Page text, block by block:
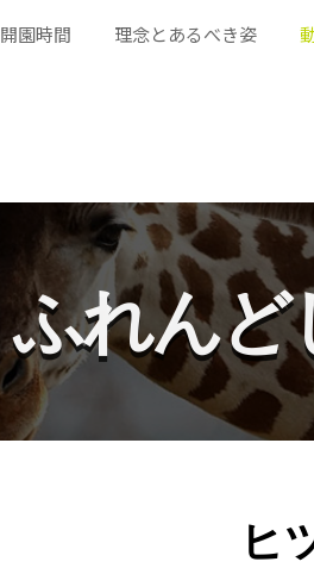
開園時間 理念とあるべき姿
ふれんど
ヒ